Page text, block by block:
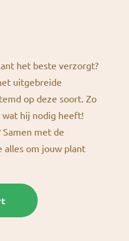
het beste verzorgt?
uitgebreide
op deze soort. Zo
hij nodig heeft!
met de
alles om jouw plant